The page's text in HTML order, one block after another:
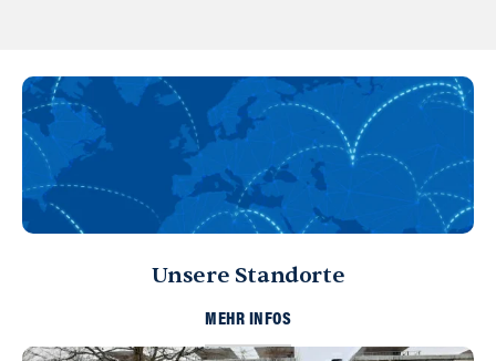
Unsere Standorte
MEHR INFOS